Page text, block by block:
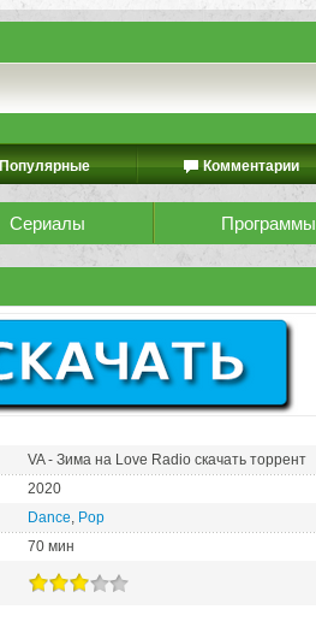
Популярные Комментарии
Сериалы Программы
VA - Зима на Love Radio скачать торрент
2020
Dance, Pop
70 мин